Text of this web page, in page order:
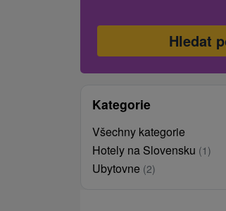
Kategorie
Všechny kategorie
Hotely na Slovensku (1)
Ubytovne (2)